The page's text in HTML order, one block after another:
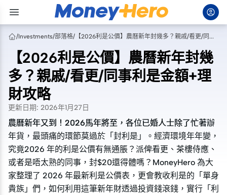
/Investments/部落格/ 【2026利是公價】農曆新年封幾多？親戚/看更/同事利是金額+理財攻略
【2026利是公價】農曆新年封幾
多？親戚/看更/同事利是金額+理
財攻略
更新日期: 2026年1月27日
農曆新年又到！2026馬年將至，各位已婚人士除了忙著辦
年貨，最頭痛的環節莫過於「封利是」。經濟環境年年變，
究竟2026 年的利是公價有無通脹？派俾看更、茶樓侍應、
或者是唔太熟的同事，封$20還得體嗎？MoneyHero 為大
家整理了 2026 年最新利是公價表，更會教收利是的「單身
貴族」們，如何利用這筆新年財透過投資錢滾錢，實行「利
農曆新年又到！2026馬年將至，各位已婚人士除了忙著辦
年貨，最頭痛的環節莫過於「封利是」。經濟環境年年變，
究竟2026 年的利是公價有無通脹？派俾看更、茶樓侍應、
或者是唔太熟的同事，封$20還得體嗎？MoneyHero 為大
家整理了 2026 年最新利是公價表，更會教收利是的「單身
貴族」們，如何利用這筆新年財透過投資錢滾錢，實行「利